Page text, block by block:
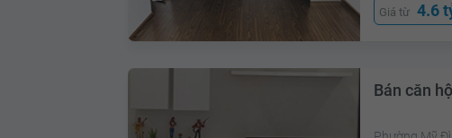
Giá từ 4.6
Bán căn